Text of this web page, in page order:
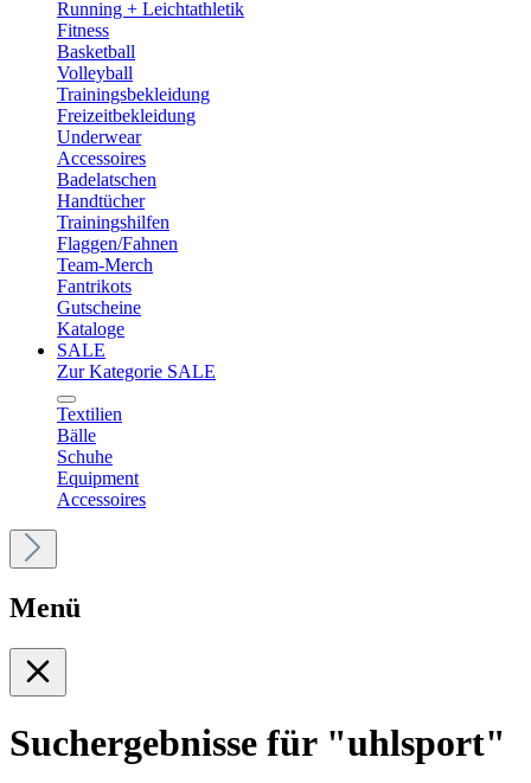
Running + Leichtathletik
Fitness
Basketball
Volleyball
Trainingsbekleidung
Freizeitbekleidung
Underwear
Accessoires
Badelatschen
Handtücher
Trainingshilfen
Flaggen/Fahnen
Team-Merch
Fantrikots
Gutscheine
Kataloge
SALE
Zur Kategorie SALE
Textilien
Bälle
Schuhe
Equipment
Accessoires
Menü
Suchergebnisse für "uhlsport"